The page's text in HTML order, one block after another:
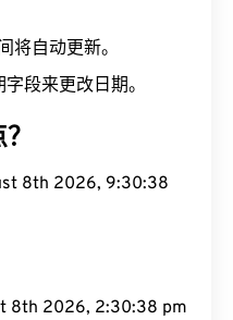
将自动更新。
段来更改日期。
8th 2026, 9:30:39
8th 2026, 2:30:39 pm